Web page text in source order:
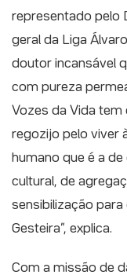
representado pelo
geral da Liga
doutor incansável
com pureza
Vozes da Vida
regozijo pelo viver
humano que é a
cultural, de
sensibilização
Gesteira”, explica.
Com a missão de